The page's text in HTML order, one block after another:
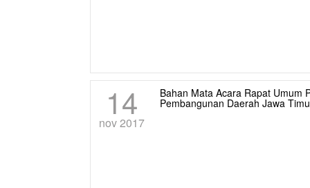
14
nov 2017
Bahan Mata Acara Rapat Umum
Pembangunan Daerah Jawa